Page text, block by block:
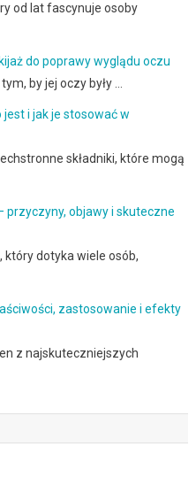
od lat fascynuje osoby
do poprawy wyglądu oczu
by jej oczy były …
i jak je stosować w
składniki, które mogą
przyczyny, objawy i skuteczne
dotyka wiele osób,
zastosowanie i efekty
z najskuteczniejszych